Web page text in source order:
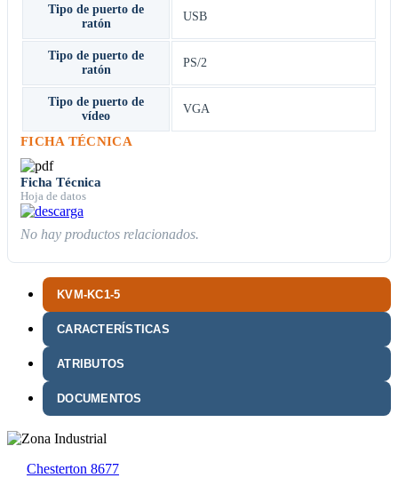
KVM-KC1-5
CARACTERÍSTICAS
ATRIBUTOS
DOCUMENTOS
Tipo de puerto de
ratón
USB
Tipo de puerto de
ratón
PS/2
Tipo de puerto de
vídeo
VGA
FICHA TÉCNICA
Ficha Técnica
Hoja de datos
No hay productos relacionados.
Chesterton 8677